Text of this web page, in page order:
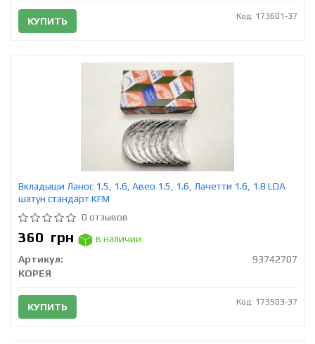
КУПИТЬ Код: 173601-37
Вкладыши Ланос 1.5, 1.6, Авео 1.5, 1.6, Лачетти 1.6, 1.8 LDA
шатун стандарт KFM
0 отзывов
360 грн
в наличии
Артикул:
93742707
КОРЕЯ
КУПИТЬ Код: 173503-37